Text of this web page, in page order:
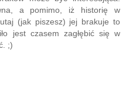
a pomimo, iż historię w
(jak piszesz) jej brakuje to
jest czasem zagłębić się w
;)